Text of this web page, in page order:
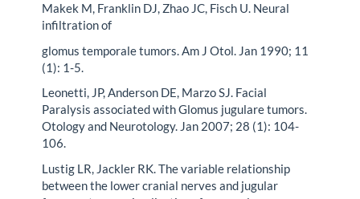
Makek M, Franklin DJ, Zhao JC, Fisch U. Neural
infiltration of
glomus temporale tumors. Am J Otol. Jan 1990; 11
(1): 1-5.
Leonetti, JP, Anderson DE, Marzo SJ. Facial
Paralysis associated with Glomus jugulare tumors.
Otology and Neurotology. Jan 2007; 28 (1): 104-
106.
Lustig LR, Jackler RK. The variable relationship
between the lower cranial nerves and jugular